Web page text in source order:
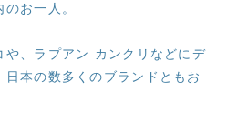
お一人。
や、ラプアン カンクリなどにデ
本の数多くのブランドともお